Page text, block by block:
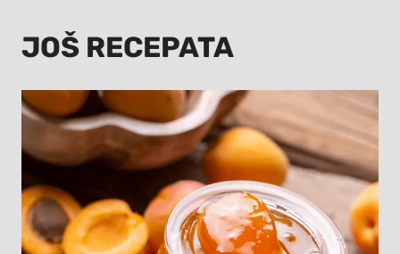
JOŠ RECEPATA